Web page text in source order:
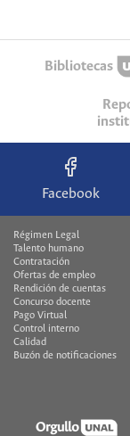
Bibliotecas
Facebook
Régimen Legal
Talento humano
Contratación
Ofertas de empleo
Rendición de cuentas
Concurso docente
Pago Virtual
Control interno
Calidad
Buzón de notificaciones